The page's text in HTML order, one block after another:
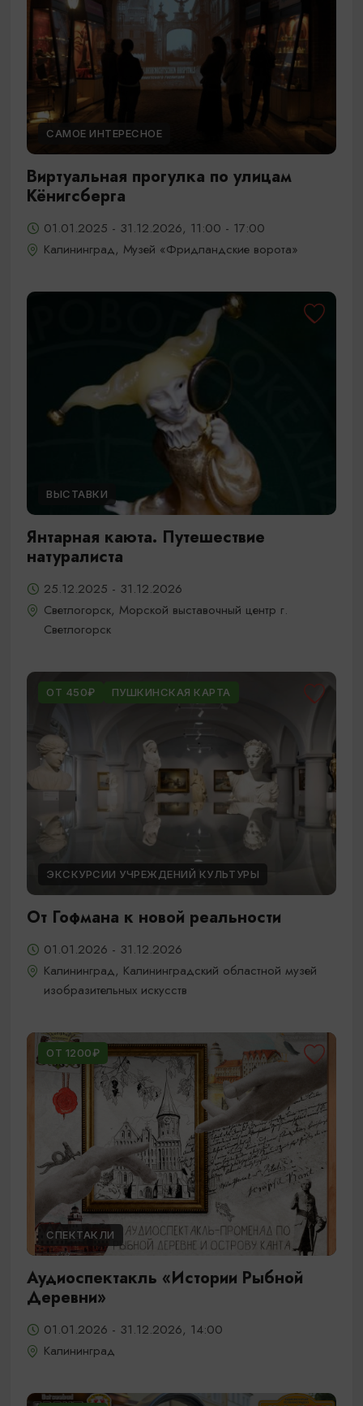
САМОЕ ИНТЕРЕСНОЕ
Виртуальная прогулка по улицам
Кёнигсберга
01.01.2025 - 31.12.2026, 11:00 - 17:00
Калининград, Музей «Фридландские ворота»
ВЫСТАВКИ
Янтарная каюта. Путешествие
натуралиста
25.12.2025 - 31.12.2026
Светлогорск, Морской выставочный центр г.
Светлогорск
ОТ 450₽ ПУШКИНСКАЯ КАРТА
ЭКСКУРСИИ УЧРЕЖДЕНИЙ КУЛЬТУРЫ
От Гофмана к новой реальности
01.01.2026 - 31.12.2026
Калининград, Калининградский областной музей
изобразительных искусств
ОТ 1200₽
СПЕКТАКЛИ
Аудиоспектакль «Истории Рыбной
Деревни»
01.01.2026 - 31.12.2026, 14:00
Калининград